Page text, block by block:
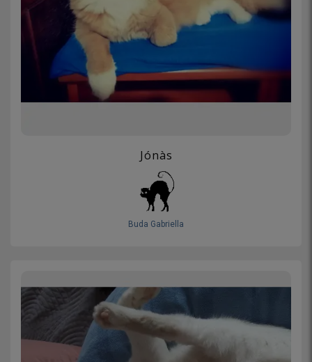
Jónàs
Buda Gabriella